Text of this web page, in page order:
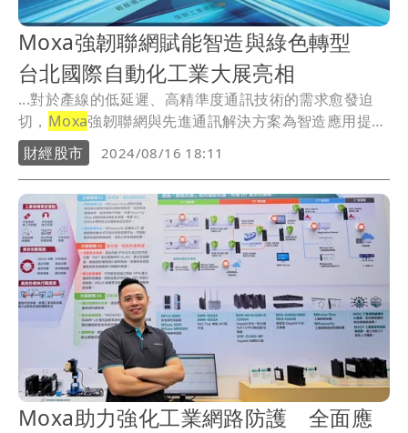
Moxa強韌聯網賦能智造與綠色轉型
台北國際自動化工業大展亮相
...對於產線的低延遲、高精準度通訊技術的需求愈發迫
切， Moxa強韌聯網與先進通訊解決方案為智造應用提供
強...
財經股市 2024/08/16 18:11
Moxa助力強化工業網路防護 全面應